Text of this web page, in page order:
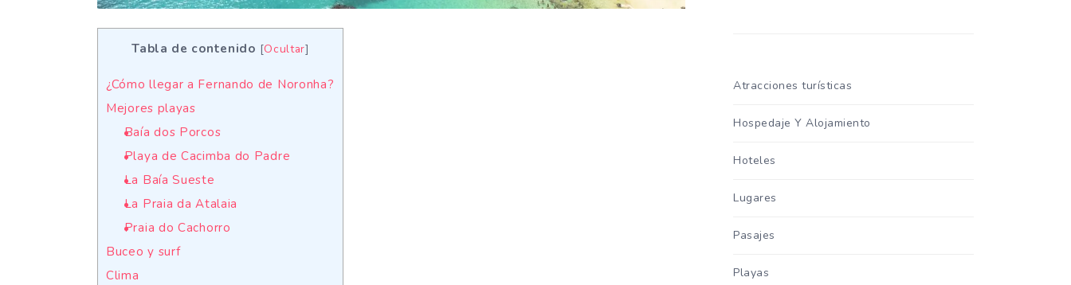
Tabla de contenido [Ocultar]
¿Cómo llegar a Fernando de Noronha?
Mejores playas
Baía dos Porcos
Playa de Cacimba do Padre
La Baía Sueste
La Praia da Atalaia
Praia do Cachorro
Buceo y surf
Clima
Atracciones turísticas
Hospedaje Y Alojamiento
Hoteles
Lugares
Pasajes
Playas